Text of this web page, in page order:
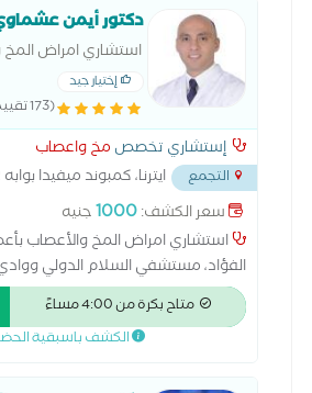
المخ عادي و مطول لجميع الاعمار -
يقوم الدكتور بالكشف علي حالات
الصرع و التشنجات و الصداع ما شابه
دكتور أيمن
استشاري امراض المخ
جامعه ليون
إختيار جيد
(173 تقييم)
إستشاري تخصص مخ واعصاب
التجمع
الجنوبي...
سعر الكشف:1000جنيه
استشاري امراض المخ والأعصاب
الفؤاد، مستشفي السلام الدولي ووادي
امراض المخ والأعصاب جامعه
المخ والأعصاب جامعه القاهره، زميل
اخصائي سابق بمستشفيات الشرطه
متاح بكرة من 4:00 مساءً
الكشف باسبقية